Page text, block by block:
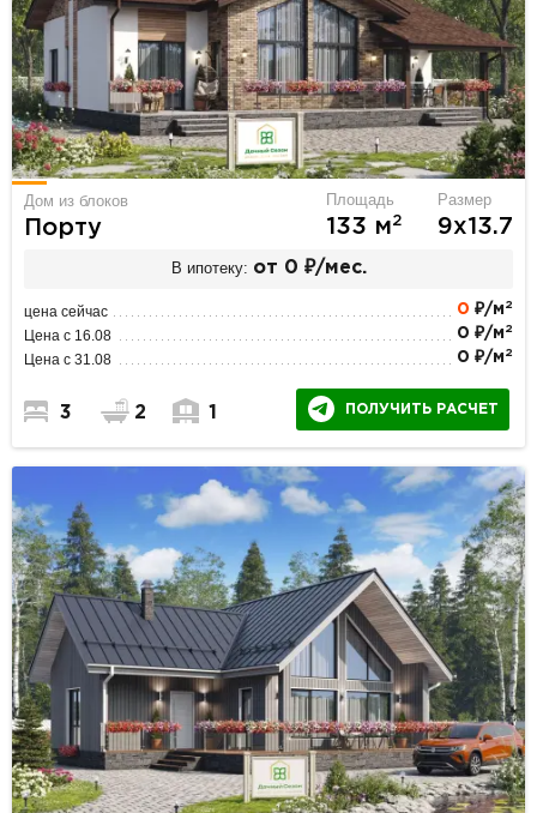
Дом из блоков
Порту
Площадь
133 м2
Размер
9х13.7
В ипотеку: от 0 ₽/мес.
цена сейчас 0 ₽/м 2
Цена с 16.08 0 ₽/м 2
Цена с 31.08 0 ₽/м 2
3 2 1 ПОЛУЧИТЬ РАСЧЕТ